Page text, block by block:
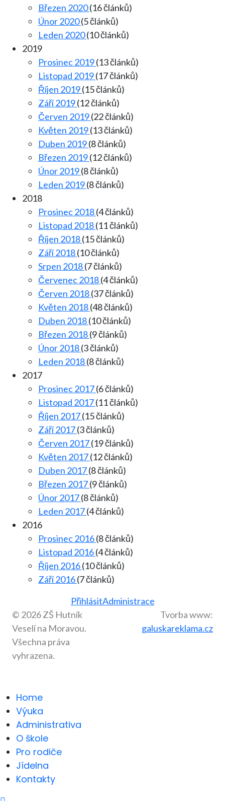
Březen 2020(16 článků)
Únor 2020(5 článků)
Leden 2020(10 článků)
2019
Prosinec 2019(13 článků)
Listopad 2019(17 článků)
Říjen 2019(15 článků)
Září 2019(12 článků)
Červen 2019(22 článků)
Květen 2019(13 článků)
Duben 2019(8 článků)
Březen 2019(12 článků)
Únor 2019(8 článků)
Leden 2019(8 článků)
2018
Prosinec 2018(4 článků)
Listopad 2018(11 článků)
Říjen 2018(15 článků)
Září 2018(10 článků)
Srpen 2018(7 článků)
Červenec 2018(4 článků)
Červen 2018(37 článků)
Květen 2018(48 článků)
Duben 2018(10 článků)
Březen 2018(9 článků)
Únor 2018(3 článků)
Leden 2018(8 článků)
2017
Prosinec 2017(6 článků)
Listopad 2017(11 článků)
Říjen 2017(15 článků)
Září 2017(3 článků)
Červen 2017(19 článků)
Květen 2017(12 článků)
Duben 2017(8 článků)
Březen 2017(9 článků)
Únor 2017(8 článků)
Leden 2017(4 článků)
2016
Prosinec 2016(8 článků)
Listopad 2016(4 článků)
Říjen 2016(10 článků)
Září 2016(7 článků)
PřihlásitAdministrace
© 2026 ZŠ Hutník
Veselí na Moravou.
Všechna práva
vyhrazena.
Tvorba www:
galuskareklama.cz
Home
Výuka
Administrativa
O škole
Pro rodiče
Jídelna
Kontakty